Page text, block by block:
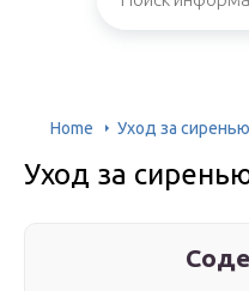
Home Уход за
Уход за